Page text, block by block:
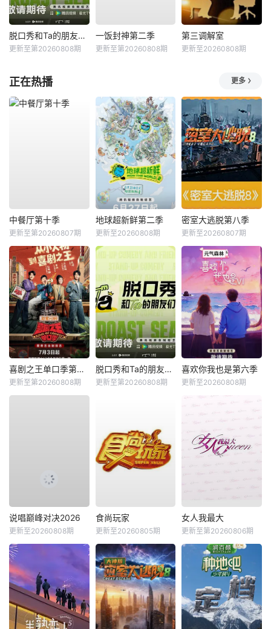
脱口秀和Ta的朋友们第三季
更新至第20260808期
一饭封神第二季
更新至第20260808期
第三调解室
更新至20260808期
正在热播 更多
中餐厅第十季
更新至第20260807期
地球超新鲜第二季
更新至20260808期
密室大逃脱第八季
更新至20260807期
喜剧之王单口季第三季
更新至第20260808期
脱口秀和Ta的朋友们第三季
更新至第20260808期
喜欢你我也是第六季
更新至20260808期
说唱巅峰对决2026
更新至20260808期
食尚玩家
更新至20260805期
女人我最大
更新至第20260806期